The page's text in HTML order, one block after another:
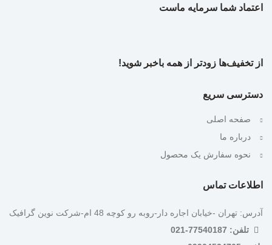
اعتماد شما سرمایه ماست
از تخفیف‌ها زودتر از همه باخبر شوید!
دسترسی سریع
صفحه اصلی
درباره ما
نحوه سفارش یک محصول
اطلاعات تماس
آدرس: تهران -خیابان اجاره دار-روبه رو کوچه 48 ام-شرکت نوین گرافیک
تلفن: 77540187-021